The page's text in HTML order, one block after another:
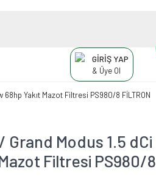
GİRİŞ YAP
& Üye Ol
Yakıt Mazot Filtresi PS980/8 FİLTRON
Grand Modus 1.5 dCi
Filtresi PS980/8